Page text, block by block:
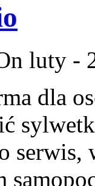
luty -
dla